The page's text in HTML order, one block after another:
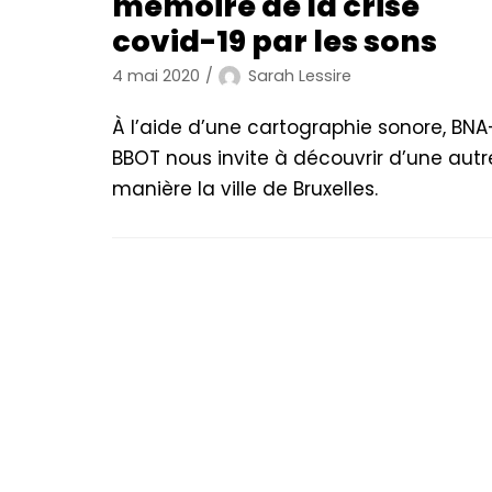
covid-19 par les sons
4 mai 2020 Sarah Lessire
À l’aide d’une cartographie sonore,
BBOT nous invite à découvrir d’une
manière la ville de Bruxelles.